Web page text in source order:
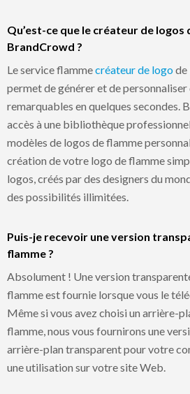
Qu’est-ce que le créateur de logos
BrandCrowd ?
Le service flammecréateur de logode
permet de générer et de
remarquables en quelques secondes.
accès à une bibliothèque
modèles de logos de flamme
création de votre logo de flamme
logos, créés par des designers du
des possibilités illimitées.
Puis-je recevoir une version
flamme ?
Absolument ! Une version
flamme est fournie lorsque vous le
Même si vous avez choisi un arrière-
flamme, nous vous fournirons une
arrière-plan transparent pour votre
une utilisation sur votre site Web.